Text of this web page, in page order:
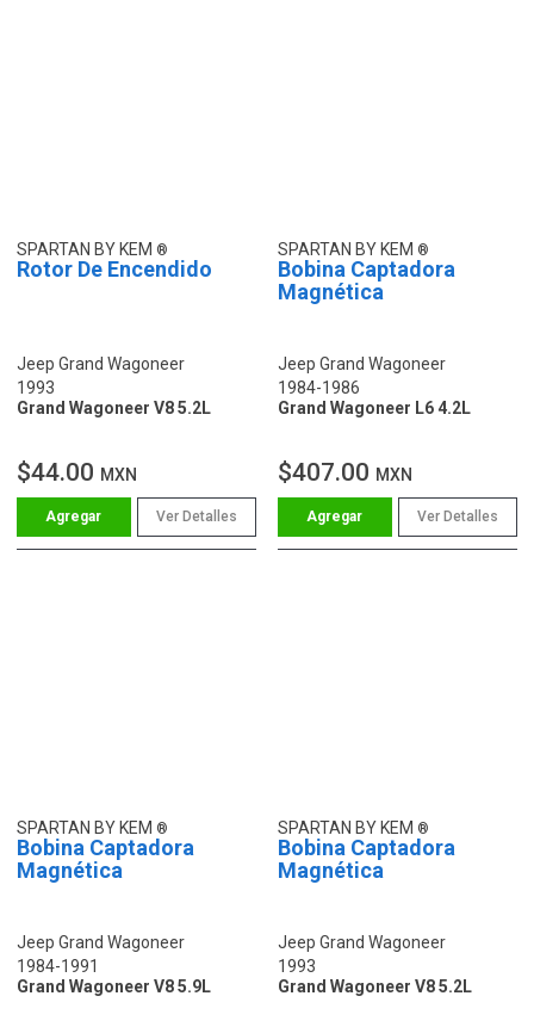
SPARTAN BY KEM
Rotor De Encendido
Jeep Grand Wagoneer
1993
Grand Wagoneer V8 5.2L
$44.00 MXN
Ver Detalles
SPARTAN BY KEM
Bobina Captadora
Magnética
Jeep Grand Wagoneer
1984-1986
Grand Wagoneer L6 4.2L
$407.00 MXN
Ver Detalles
SPARTAN BY KEM
Bobina Captadora
Magnética
Jeep Grand Wagoneer
1984-1991
Grand Wagoneer V8 5.9L
SPARTAN BY KEM
Bobina Captadora
Magnética
Jeep Grand Wagoneer
1993
Grand Wagoneer V8 5.2L